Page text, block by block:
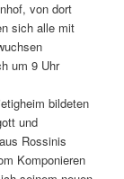
von dort
sich alle mit
um 9 Uhr
bildeten
und
Rossinis
Komponieren